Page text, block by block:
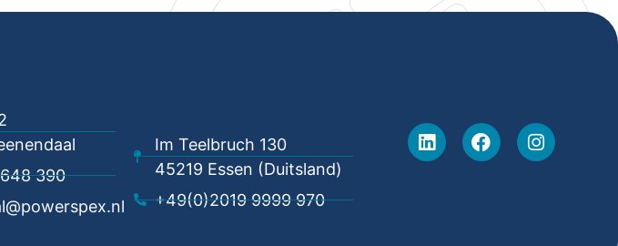
390
Im Teelbruch 130
45219 Essen (Duitsland)
+49(0)2019 9999 970